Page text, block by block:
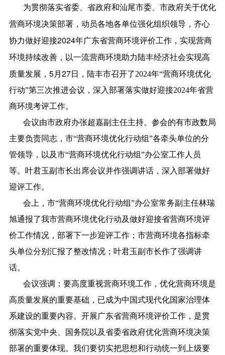
为贯彻落实省委、省政府和汕尾市委、市政府关于优化
营商环境决策部署，动员各地各单位强化组织领导，齐心
协力做好迎接2024年广东省营商环境评价工作，实现营商
环境持续改善，以一流营商环境助力陆丰经济社会实现高
质量发展，5月27日， 陆丰市召开了2024年“营商环境优化
行动”第三次推进会议，深入部署落实做好迎接2024年省营
商环境考评工作。
会议由市政府办张超嘉副主任主持。参会的有市政数局
主要负责同志，市“营商环境优化行动组”各牵头单位的分
管领导，以及市“营商环境优化行动组”办公室工作人员
等。叶君玉副市长出席会议并作强调讲话，深入部署做好
迎评工作。
会上，市“营商环境优化行动组”办公室常务副主任林瑞
旭通报了我市营商环境优化行动及做好迎接省营商环境评
价工作情况，部署下一步迎评工作；市营商环境各指标牵
头单位分别汇报了整改情况；叶君玉副市长作了强调讲
话。
会议强调：要高度重视营商环境工作，优化营商环境是
高质量发展的重要基础，已成为中国式现代化国家治理体
系建设的重要内容。开展广东省营商环境评价工作，是贯
彻落实党中央、国务院以及省委省政府优化营商环境决策
部署的重要体现。我们要切实把思想和行动统一到上级要